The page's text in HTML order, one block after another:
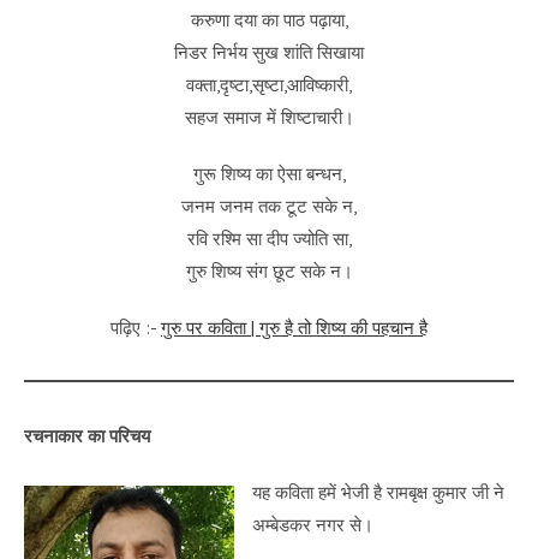
करुणा दया का पाठ पढ़ाया,
निडर निर्भय सुख शांति सिखाया
वक्ता,दृष्टा,सृष्टा,आविष्कारी,
सहज समाज में शिष्टाचारी।
गुरू शिष्य का ऐसा बन्धन,
जनम जनम तक टूट सके न,
रवि रश्मि सा दीप ज्योति सा,
गुरु शिष्य संग छूट सके न।
पढ़िए :-गुरु पर कविता | गुरु है तो शिष्य की पहचान है
रचनाकार का परिचय
यह कविता हमें भेजी है रामबृक्ष कुमार जी ने
अम्बेडकर नगर से।